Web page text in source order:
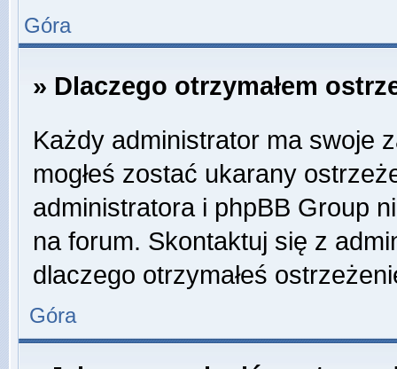
Góra
» Dlaczego otrzymałem
Każdy administrator ma swoje
mogłeś zostać ukarany
administratora i phpBB Group
na forum. Skontaktuj się z
dlaczego otrzymałeś
Góra